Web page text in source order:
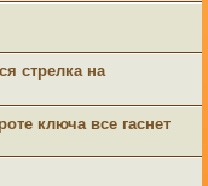
стрелка на
ключа все гаснет